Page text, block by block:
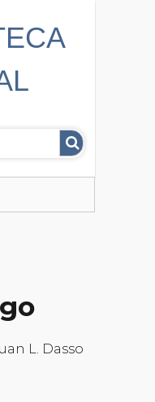
L. Dasso